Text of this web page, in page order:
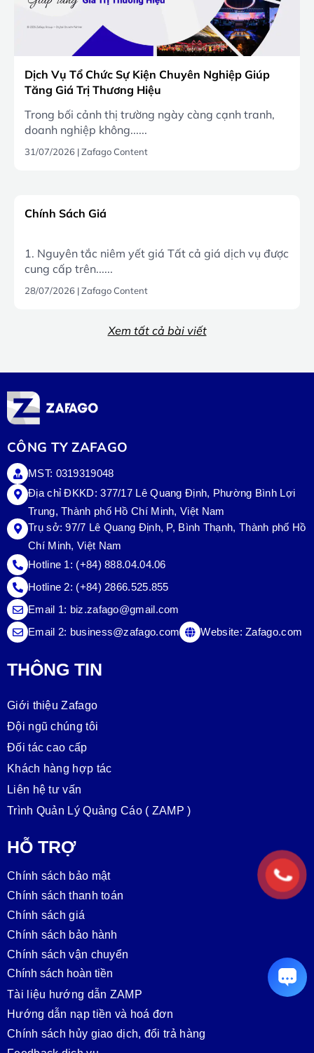
Dịch Vụ Tổ Chức Sự Kiện Chuyên Nghiệp Giúp
Tăng Giá Trị Thương Hiệu
Trong bối cảnh thị trường ngày càng cạnh tranh,
doanh nghiệp không......
31/07/2026 |Zafago Content
Chính Sách Giá
1. Nguyên tắc niêm yết giá Tất cả giá dịch vụ được
cung cấp trên......
28/07/2026 |Zafago Content
Xem tất cả bài viết
CÔNG TY ZAFAGO
MST: 0319319048
Địa chỉ ĐKKD: 377/17 Lê Quang Định, Phường Bình Lợi
Trung, Thành phố Hồ Chí Minh, Việt Nam
Trụ sở:97/7 Lê Quang Định, P, Bình Thạnh, Thành phố Hồ
Chí Minh, Việt Nam
Hotline 1: (+84) 888.04.04.06
Hotline 2: (+84) 2866.525.855
Email 1: biz.zafago@gmail.com
Email 2: business@zafago.com Website:Zafago.com
THÔNG TIN
Giới thiệu Zafago
Đội ngũ chúng tôi
Đối tác cao cấp
Khách hàng hợp tác
Liên hệ tư vấn
Trình Quản Lý Quảng Cáo ( ZAMP )
HỖ TRỢ
Chính sách bảo mật
Chính sách thanh toán
Chính sách giá
Chính sách bảo hành
Chính sách vận chuyển
Chính sách hoàn tiền
Tài liệu hướng dẫn ZAMP
Hướng dẫn nạp tiền và hoá đơn
Chính sách hủy giao dịch, đổi trả hàng